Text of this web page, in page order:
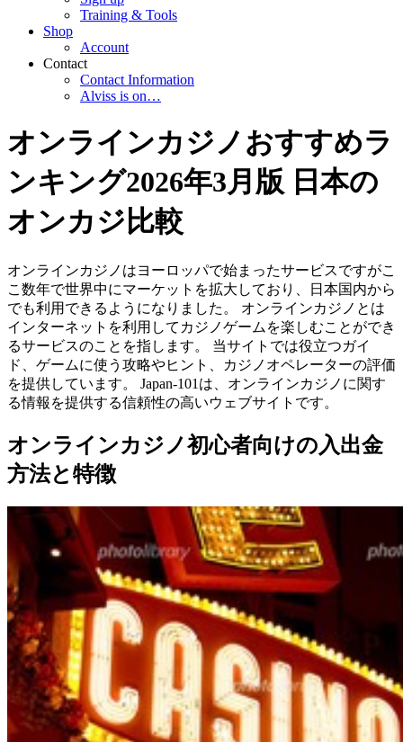
Training & Tools
Shop
Account
Contact
Contact Information
Alviss is on…
オンラインカジノおすすめラ
ンキング2026年3月版 日本の
オンカジ比較
オンラインカジノはヨーロッパで始まったサービスですがこ
こ数年で世界中にマーケットを拡大しており、日本国内から
でも利用できるようになりました。 オンラインカジノとは
インターネットを利用してカジノゲームを楽しむことができ
るサービスのことを指します。 当サイトでは役立つガイ
ド、ゲームに使う攻略やヒント、カジノオペレーターの評価
を提供しています。 Japan-101は、オンラインカジノに関す
る情報を提供する信頼性の高いウェブサイトです。
オンラインカジノ初心者向けの入出金
方法と特徴